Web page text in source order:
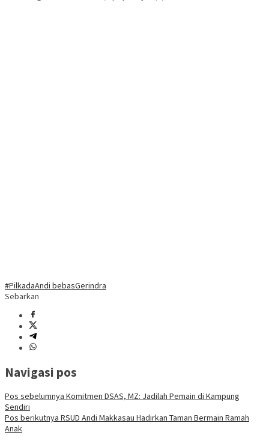
#PilkadaAndi bebasGerindra
Sebarkan
Navigasi pos
Pos sebelumnya Komitmen DSAS, MZ: Jadilah Pemain di Kampung
Sendiri
Pos berikutnya RSUD Andi Makkasau Hadirkan Taman Bermain Ramah
Anak